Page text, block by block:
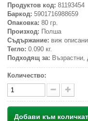
Продуктов код: 81193454
Баркод: 5901716988659
Опаковка: 80 гр.
Произход: Полша
Съдържание: виж
Тегло: 0.090 кг.
Подходящ за: Възрастни,
Количество:
Добави към